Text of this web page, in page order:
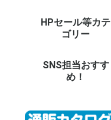
HPセール等カテ
ゴリー
SNS担当おすす
め！